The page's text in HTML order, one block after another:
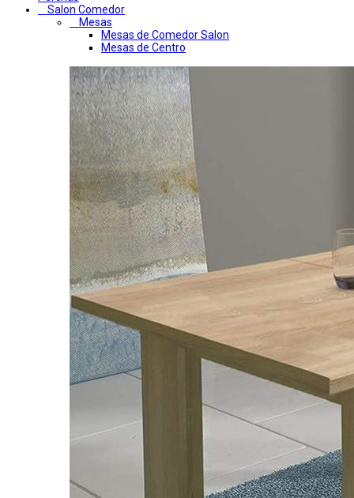
Salon Comedor
Mesas
Mesas de Comedor Salon
Mesas de Centro